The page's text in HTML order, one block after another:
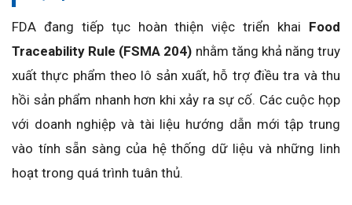
FDA đang tiếp tục hoàn thiện việc triển khai Food
Traceability Rule (FSMA 204) nhằm tăng khả năng truy
xuất thực phẩm theo lô sản xuất, hỗ trợ điều tra và thu
hồi sản phẩm nhanh hơn khi xảy ra sự cố. Các cuộc họp
với doanh nghiệp và tài liệu hướng dẫn mới tập trung
vào tính sẵn sàng của hệ thống dữ liệu và những linh
hoạt trong quá trình tuân thủ.